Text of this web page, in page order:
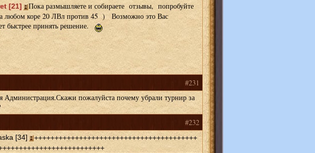
[21]
Пока размышляете и собираете отзывы, попробуйте
любом коре 20 ЛВл против 45 ) Возможно это Вас
быстрее принять решение.
#231
Администрация.Скажи пожалуйста почему убрали турнир за
#232
[34]
++++++++++++++++++++++++++++++++++++++++